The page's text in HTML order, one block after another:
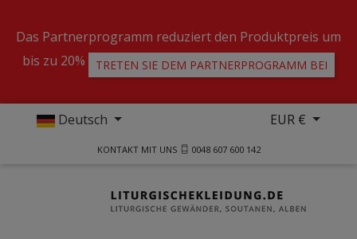
Das Partnerprogramm reduziert den Produktpreis um
bis zu 20%
TRETEN SIE DEM PARTNERPROGRAMM BEI
Deutsch EUR €
KONTAKT MIT UNS 0048 607 600 142